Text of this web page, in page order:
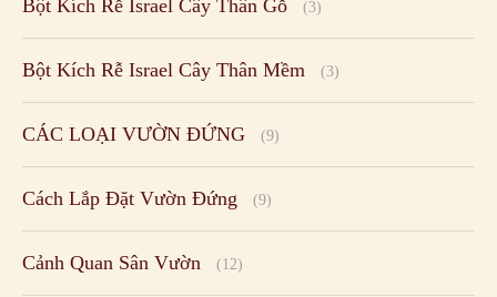
Bột Kích Rễ Israel Cây Thân Gỗ (3)
Bột Kích Rễ Israel Cây Thân Mềm (3)
CÁC LOẠI VƯỜN ĐỨNG (9)
Cách Lắp Đặt Vườn Đứng (9)
Cảnh Quan Sân Vườn (12)